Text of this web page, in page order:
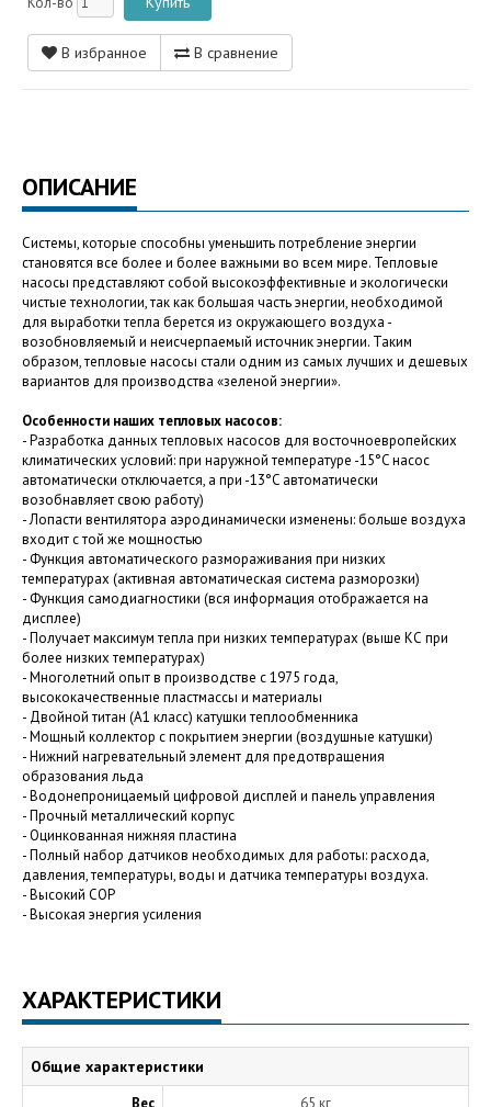
В избранное В сравнение
ОПИСАНИЕ
Системы, которые способны уменьшить потребление энергии
становятся все более и более важными во всем мире. Тепловые
насосы представляют собой высокоэффективные и экологически
чистые технологии, так как большая часть энергии, необходимой
для выработки тепла берется из окружающего воздуха -
возобновляемый и неисчерпаемый источник энергии. Таким
образом, тепловые насосы стали одним из самых лучших и дешевых
вариантов для производства «зеленой энергии».
Особенности наших тепловых насосов:
- Разработка данных тепловых насосов для восточноевропейских
климатических условий: при наружной температуре -15°C насос
автоматически отключается, а при -13°C автоматически
возобнавляет свою работу)
- Лопасти вентилятора аэродинамически изменены: больше воздуха
входит с той же мощностью
- Функция автоматического размораживания при низких
температурах (активная автоматическая система разморозки)
- Функция самодиагностики (вся информация отображается на
дисплее)
- Получает максимум тепла при низких температурах (выше КС при
более низких температурах)
- Многолетний опыт в производстве с 1975 года,
высококачественные пластмассы и материалы
- Двойной титан (A1 класс) катушки теплообменника
- Мощный коллектор с покрытием энергии (воздушные катушки)
- Нижний нагревательный элемент для предотвращения
образования льда
- Водонепроницаемый цифровой дисплей и панель управления
- Прочный металлический корпус
- Оцинкованная нижняя пластина
- Полный набор датчиков необходимых для работы: расхода,
давления, температуры, воды и датчика температуры воздуха.
- Высокий COP
- Высокая энергия усиления
ХАРАКТЕРИСТИКИ
Общие характеристики
Вес
65 кг